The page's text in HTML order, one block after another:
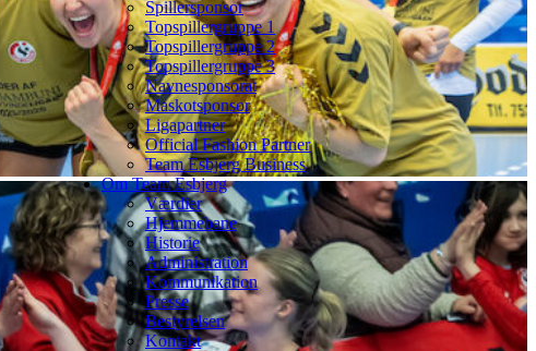
Spillersponsor
Topspillergruppe 1
Topspillergruppe 2
Topspillergruppe 3
Navnesponsorat
Maskotsponsor
Ligapartner
Official Fashion Partner
Team Esbjerg Business
Om Team Esbjerg
Værdier
Hjemmebane
Historie
Administration
Kommunikation
Presse
Bestyrelsen
Kontakt